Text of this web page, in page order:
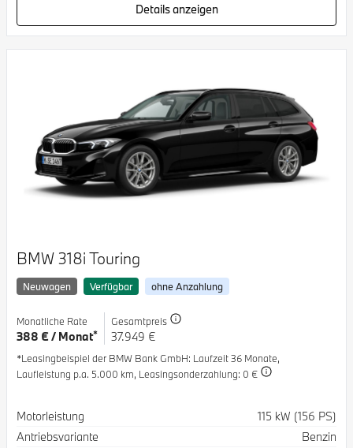
Details anzeigen
BMW 318i Touring
Neuwagen Verfügbar ohne Anzahlung
Monatliche Rate
388 € / Monat*
Gesamtpreis
37.949 €
*Leasingbeispiel der BMW Bank GmbH: Laufzeit 36 Monate,
Laufleistung p.a. 5.000 km, Leasingsonderzahlung: 0 €
Spezifikation
Motorleistung
115 kW (156 PS)
Antriebsvariante
Benzin